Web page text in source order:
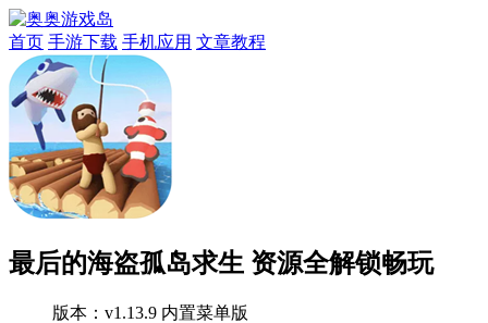
首页 手游下载 手机应用 文章教程
最后的海盗孤岛求生 资源全解锁畅玩
版本： v1.13.9 内置菜单版